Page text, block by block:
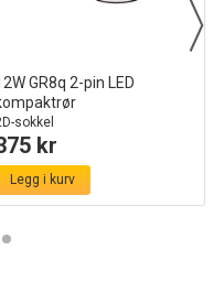
GR8q 2-pin LED
sokkel
kr
Legg i kurv